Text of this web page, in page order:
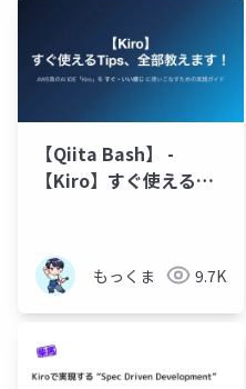
【Qiita Bash】 -
【Kiro】すぐ使える
もっくま 9.7K